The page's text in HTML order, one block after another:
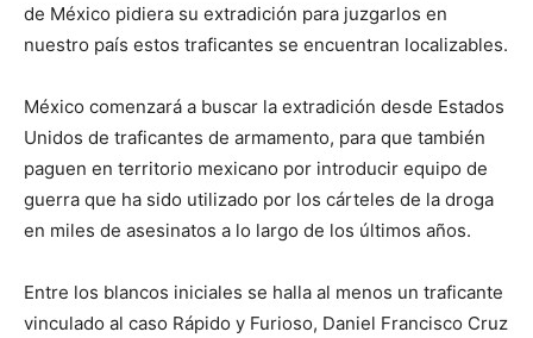
de México pidiera su extradición para juzgarlos en
nuestro país estos traficantes se encuentran localizables.
México comenzará a buscar la extradición desde Estados
Unidos de traficantes de armamento, para que también
paguen en territorio mexicano por introducir equipo de
guerra que ha sido utilizado por los cárteles de la droga
en miles de asesinatos a lo largo de los últimos años.
Entre los blancos iniciales se halla al menos un traficante
vinculado al caso Rápido y Furioso, Daniel Francisco Cruz